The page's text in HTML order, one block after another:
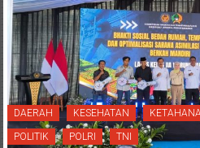
DAERAH KESEHATAN
POLITIK POLRI TNI